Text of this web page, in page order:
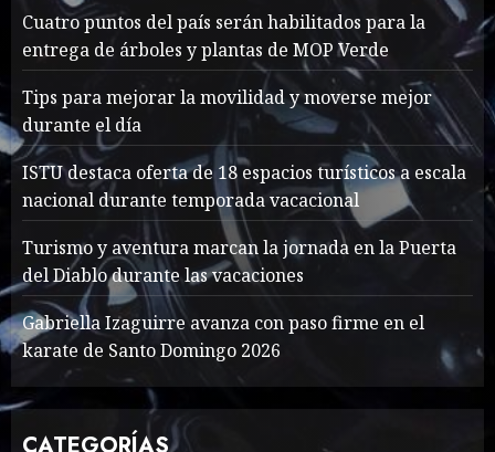
1
Searching for the
forgotten heroes of World
War Two
MAYO 14, 2024 860
2
What’s Scarier Than the
Sex Talk? Its About Weight
MAYO 14, 2024 862
Cuatro puntos del país serán habilitados para la
entrega de árboles y plantas de MOP Verde
Tips para mejorar la movilidad y moverse mejor
durante el día
ISTU destaca oferta de 18 espacios turísticos a escala
nacional durante temporada vacacional
Turismo y aventura marcan la jornada en la Puerta
del Diablo durante las vacaciones
Gabriella Izaguirre avanza con paso firme en el
karate de Santo Domingo 2026